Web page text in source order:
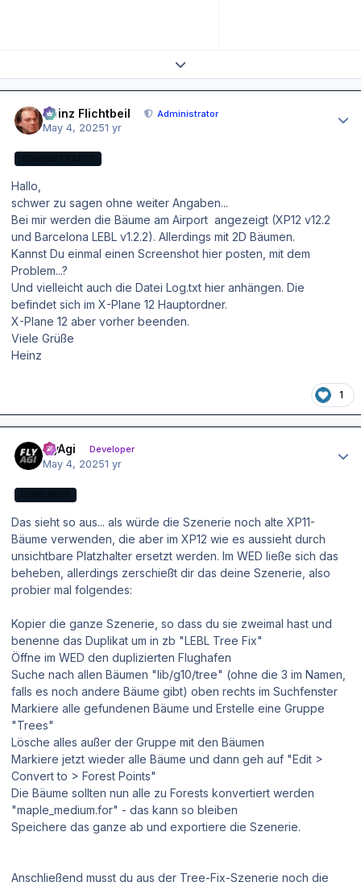
Expand topic overview
Heinz Flichtbeil Administrator
May 4, 20251 yr
Hallo,
schwer zu sagen ohne weiter Angaben...
Bei mir werden die Bäume am Airport angezeigt (XP12 v12.2
und Barcelona LEBL v1.2.2). Allerdings mit 2D Bäumen.
Kannst Du einmal einen Screenshot hier posten, mit dem
Problem...?
Und vielleicht auch die Datei Log.txt hier anhängen. Die
befindet sich im X-Plane 12 Hauptordner.
X-Plane 12 aber vorher beenden.
Viele Grüße
Heinz
1
FlyAgi Developer
May 4, 20251 yr
Das sieht so aus... als würde die Szenerie noch alte XP11-
Bäume verwenden, die aber im XP12 wie es aussieht durch
unsichtbare Platzhalter ersetzt werden. Im WED ließe sich das
beheben, allerdings zerschießt dir das deine Szenerie, also
probier mal folgendes:
Kopier die ganze Szenerie, so dass du sie zweimal hast und
benenne das Duplikat um in zb "LEBL Tree Fix"
Öffne im WED den duplizierten Flughafen
Suche nach allen Bäumen "lib/g10/tree" (ohne die 3 im Namen,
falls es noch andere Bäume gibt) oben rechts im Suchfenster
Markiere alle gefundenen Bäume und Erstelle eine Gruppe
"Trees"
Lösche alles außer der Gruppe mit den Bäumen
Markiere jetzt wieder alle Bäume und dann geh auf "Edit >
Convert to > Forest Points"
Die Bäume sollten nun alle zu Forests konvertiert werden
"maple_medium.for" - das kann so bleiben
Speichere das ganze ab und exportiere die Szenerie.
Anschließend musst du aus der Tree-Fix-Szenerie noch die